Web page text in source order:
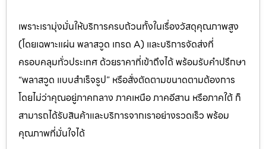
เพราะเรามุ่งมั่นให้บริการครบถ้วนทั้งในเรื่องวัสดุคุณภาพสูง
(โดยเฉพาะแผ่น พลาสวูด เกรด A) และบริการจัดส่งที่
ครอบคลุมทั่วประเทศ ด้วยราคาที่เข้าถึงได้ พร้อมรับคำปรึกษา
“พลาสวูด แบบสำเร็จรูป” หรือสั่งตัดตามขนาดตามต้องการ
โดยไม่ว่าคุณอยู่ภาคกลาง ภาคเหนือ ภาคอีสาน หรือภาคใต้ ก็
สามารถได้รับสินค้าและบริการจากเราอย่างรวดเร็ว พร้อม
คุณภาพที่มั่นใจได้